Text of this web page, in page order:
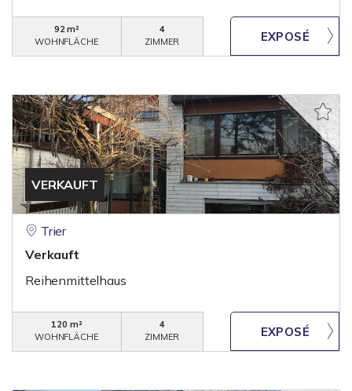
92 m²
WOHNFLÄCHE
4
ZIMMER
VERKAUFT
Trier
Verkauft
Reihenmittelhaus
120 m²
WOHNFLÄCHE
4
ZIMMER